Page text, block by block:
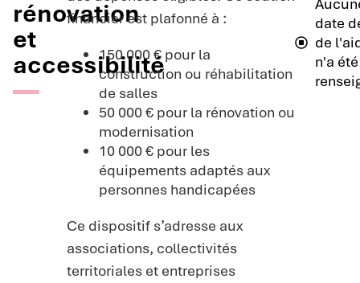
rénovation
et
accessibilité
financier est plafonné à :
150 000 € pour la
construction ou réhabilitation
de salles
50 000 € pour la rénovation ou
modernisation
10 000 € pour les
équipements adaptés aux
personnes handicapées
Ce dispositif s’adresse aux
associations, collectivités
territoriales et entreprises
date
de
n'a été